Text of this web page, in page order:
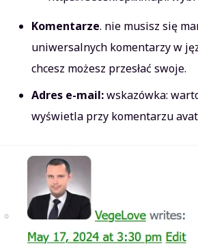
Komentarze. nie musisz się
uniwersalnych komentarzy w
chcesz możesz przesłać swoje.
Adres e-mail:wskazówka:
wyświetla przy komentarzu